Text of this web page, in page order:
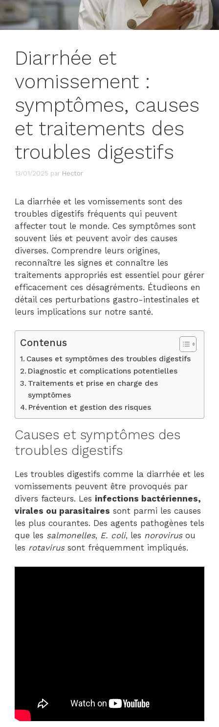
Diarrhée et
vomissement :
symptômes, causes
et traitements des
troubles digestifs
13/01/2025 par Hector
La diarrhée et les vomissements sont des
troubles digestifs fréquents qui peuvent
affecter tout le monde. Ces symptômes sont
souvent liés et peuvent avoir des causes
diverses. Comprendre leurs origines,
reconnaître les signes et connaître les
traitements appropriés est essentiel pour gérer
efficacement ces désagréments. Étudieons en
détail ces perturbations gastro-intestinales et
leurs implications sur notre santé.
Contenus
Causes et symptômes des troubles digestifs
Diagnostic et complications potentielles
Traitements et prise en charge des
symptômes
Prévention et gestion des risques
Causes et symptômes des
troubles digestifs
Les troubles digestifs comme la diarrhée et les
vomissements peuvent être provoqués par
divers facteurs. Les infections bactériennes,
virales ou parasitaires sont parmi les causes
les plus courantes. Des agents pathogènes tels
que les salmonelles, E. coli, les norovirusou
les rotavirussont fréquemment impliqués.